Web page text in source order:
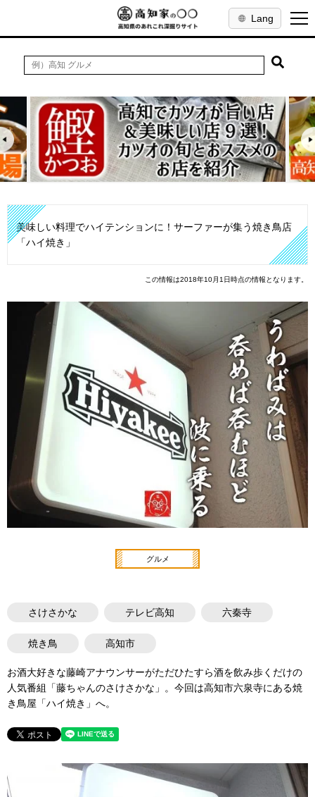
Lang
美味しい料理でハイテンションに！サーファーが集う焼き鳥店
「ハイ焼き」
この情報は2018年10月1日時点の情報となります。
グルメ
さけさかな テレビ高知 六秦寺
焼き鳥 高知市
お酒大好きな藤崎アナウンサーがただひたすら酒を飲み歩くだけの
人気番組「藤ちゃんのさけさかな」。今回は高知市六泉寺にある焼
き鳥屋「ハイ焼き」へ。